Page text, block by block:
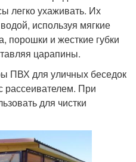
легко ухаживать. Их
используя мягкие
порошки и жесткие губки
царапины.
ПВХ для уличных беседок
рассеивателем. При
для чистки